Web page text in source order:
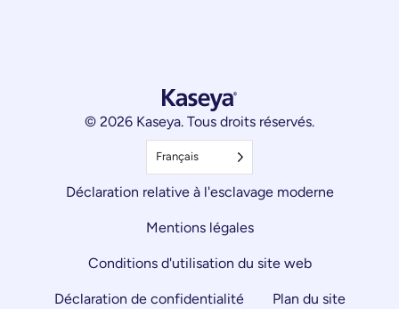
© 2026 Kaseya. Tous droits réservés.
Français
Déclaration relative à l'esclavage moderne
Mentions légales
Conditions d'utilisation du site web
Déclaration de confidentialité Plan du site